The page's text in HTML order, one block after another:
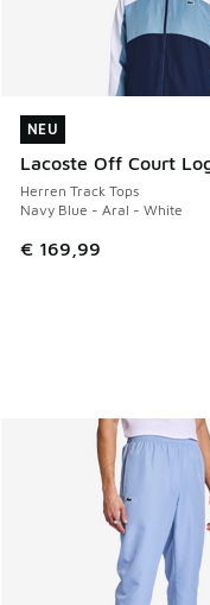
NEU
Lacoste Off Court
Herren Track Tops
Navy Blue - Aral - White
€ 169,99
NEU